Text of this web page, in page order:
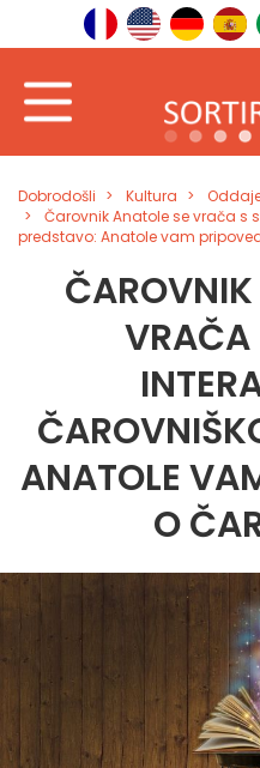
Dobrodošli Kultura
Čarovnik Anatole se vrača s
predstavo: Anatole vam
ČAROVNIK
VRAČA
ANATOLE
O